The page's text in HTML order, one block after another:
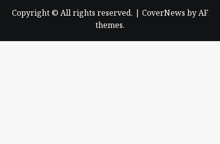
Copyright © All rights reserved. | CoverNews by AF
themes.